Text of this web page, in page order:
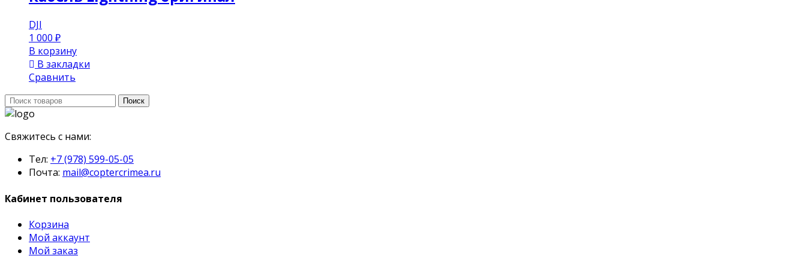
DJI
1 000 ₽
В корзину
В закладки
Сравнить
Поиск:
Поиск
Свяжитесь с нами:
Тел: +7 (978) 599-05-05
Почта: mail@coptercrimea.ru
Кабинет пользователя
Корзина
Мой аккаунт
Мой заказ